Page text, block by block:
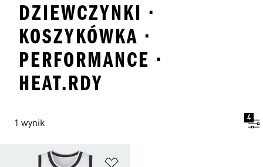
DZIEWCZYNKI ·
KOSZYKÓWKA ·
PERFORMANCE ·
HEAT.RDY
1 wynik
4